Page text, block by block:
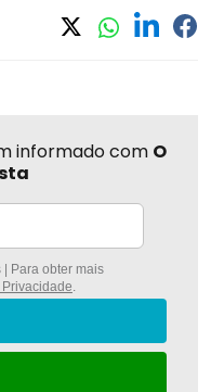
informado com O
Para obter mais